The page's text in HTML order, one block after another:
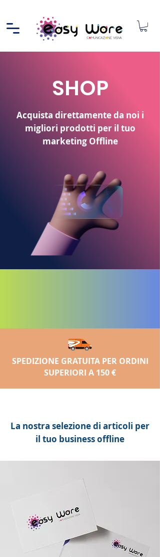
SHOP
Acquista direttamente da noi i
migliori prodotti per il tuo
marketing Offline
SPEDIZIONE GRATUITA PER ORDINI
SUPERIORI A 150 €
La nostra selezione di articoli per
il tuo business offline